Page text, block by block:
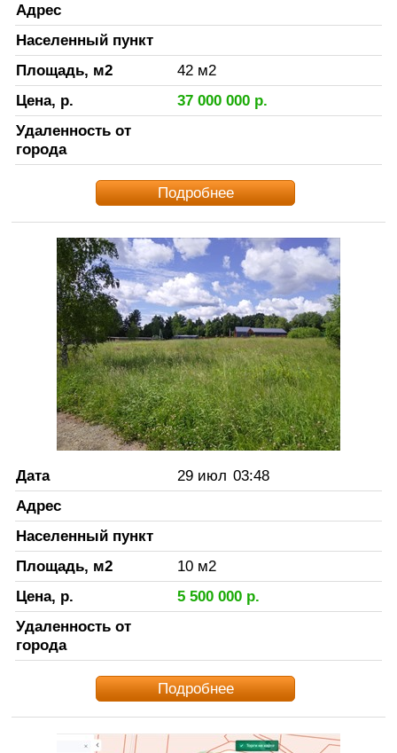
Адрес
Населенный пункт
Площадь, м2
42 м2
Цена, р.
37 000 000р.
Удаленность от
города
Подробнее
Дата 29 июл 03:48
Адрес
Населенный пункт
Площадь, м2
10 м2
Цена, р.
5 500 000р.
Удаленность от
города
Подробнее